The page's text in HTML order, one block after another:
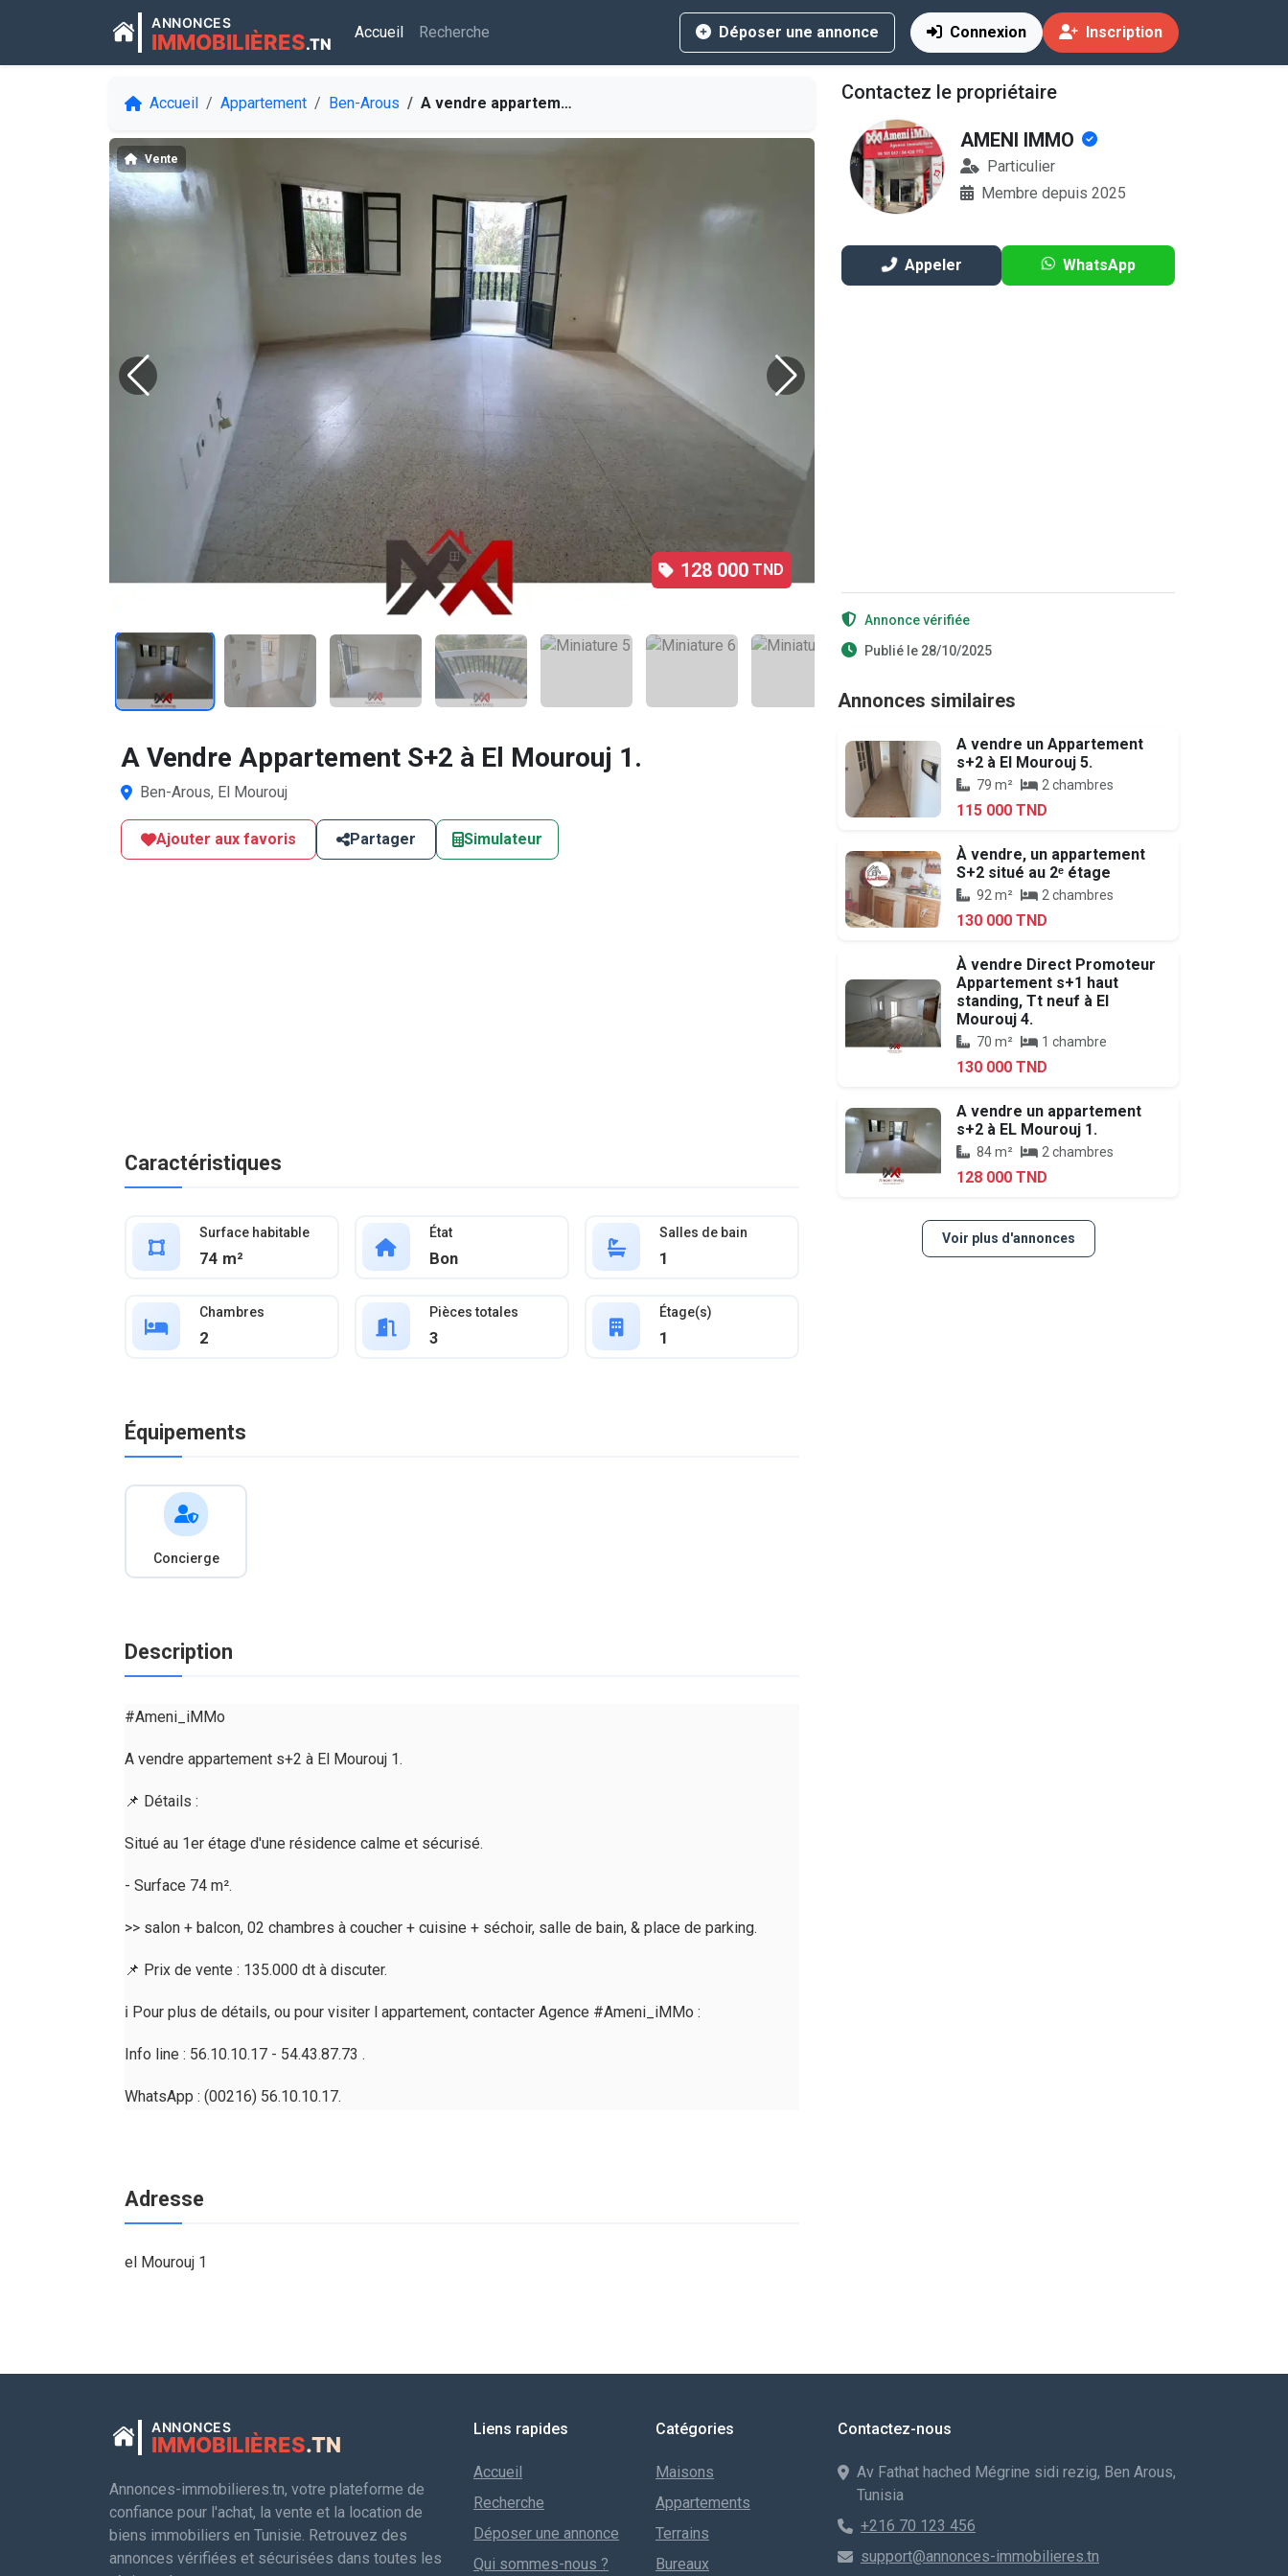
ANNONCES
IMMOBILIÈRES.TN
Accueil Recherche Déposer une annonce Connexion Inscription
Accueil Appartement Ben-Arous A vendre appartement s+2 à El Mourouj 1.
128 000 TND
1/12
Vente
/12
Vente
A Vendre Appartement S+2 à El Mourouj 1.
Ben-Arous, El Mourouj
Ajouter aux favoris Partager Simulateur
Caractéristiques
Surface habitable
74 m²
État
Bon
Salles de bain
1
Chambres
2
Pièces totales
3
Étage(s)
1
Équipements
Concierge
Description
#Ameni_iMMo
A vendre appartement s+2 à El Mourouj 1.
📌 Détails :
Situé au 1er étage d'une résidence calme et sécurisé.
- Surface 74 m².
>> salon + balcon, 02 chambres à coucher + cuisine + séchoir, salle de bain, & place de parking.
📌 Prix de vente : 135.000 dt à discuter.
ℹ️ Pour plus de détails, ou pour visiter l appartement, contacter Agence #Ameni_iMMo :
Info line : 56.10.10.17 - 54.43.87.73 .
WhatsApp : (00216) 56.10.10.17.
Adresse
el Mourouj 1
Contactez le propriétaire
AMENI IMMO
Particulier
Membre depuis 2025
Appeler WhatsApp
Annonce vérifiée
Publié le 28/10/2025
Annonces similaires
A vendre un Appartement
s+2 à El Mourouj 5.
79 m² 2 chambres
115 000 TND
À vendre, un appartement
S+2 situé au 2ᵉ étage
92 m² 2 chambres
130 000 TND
À vendre Direct Promoteur
Appartement s+1 haut
standing, Tt neuf à El
Mourouj 4.
70 m² 1 chambre
130 000 TND
A vendre un appartement
s+2 à EL Mourouj 1.
84 m² 2 chambres
128 000 TND
Voir plus d'annonces
ANNONCES
IMMOBILIÈRES.TN
Annonces-immobilieres.tn, votre plateforme de
confiance pour l'achat, la vente et la location de
biens immobiliers en Tunisie. Retrouvez des
annonces vérifiées et sécurisées dans toutes les
Liens rapides
Accueil
Recherche
Déposer une annonce
Qui sommes-nous ?
Catégories
Maisons
Appartements
Terrains
Bureaux
Contactez-nous
Av Fathat hached Mégrine sidi rezig, Ben Arous,
Tunisia
+216 70 123 456
support@annonces-immobilieres.tn